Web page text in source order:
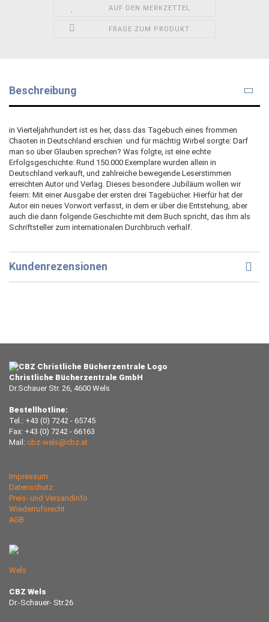
AUF DEN MERKZETTEL
FRAGE ZUM PRODUKT
Beschreibung
in Vierteljahrhundert ist es her, dass das Tagebuch eines frommen
Chaoten in Deutschland erschien  und für mächtig Wirbel sorgte: Darf
man so über Glauben sprechen? Was folgte, ist eine echte
Erfolgsgeschichte: Rund 150.000 Exemplare wurden allein in
Deutschland verkauft, und zahlreiche bewegende Leserstimmen
erreichten Autor und Verlag. Dieses besondere Jubiläum wollen wir
feiern: Mit einer Ausgabe der ersten drei Tagebücher. Hierfür hat der
Autor ein neues Vorwort verfasst, in dem er über die Entstehung, aber
auch die dann folgende Geschichte mit dem Buch spricht, das ihm als
Schriftsteller zum internationalen Durchbruch verhalf.
Kundenrezensionen
Christliche Bücherzentrale GmbH
Dr.Schauer Str. 26, 4600 Wels
Bestellhotline:
Tel.: +43 (0) 7242 - 65745
Fax: +43 (0) 7242 - 66163
Mail: cbz-wels@cbz.at
Impressum
Datenschutz
Preis- und Versandinfo
Wiederrufsrecht
AGB
Wels
CBZ Wels
Dr.-Schauer- Str.26